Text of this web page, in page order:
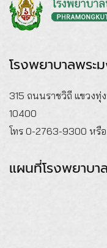
โรงพยาบาลพระ
315 ถนนราชวิถี แขวงทุ่
10400
โทร 0-2763-9300 หรือ
แผนที่โรงพยาบาล